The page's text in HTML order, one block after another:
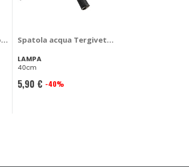
manico - LAMPA
Spatola acqua Tergivetro - LAMPA
LAMPA
40cm
Prezzo
5,90 € -40%